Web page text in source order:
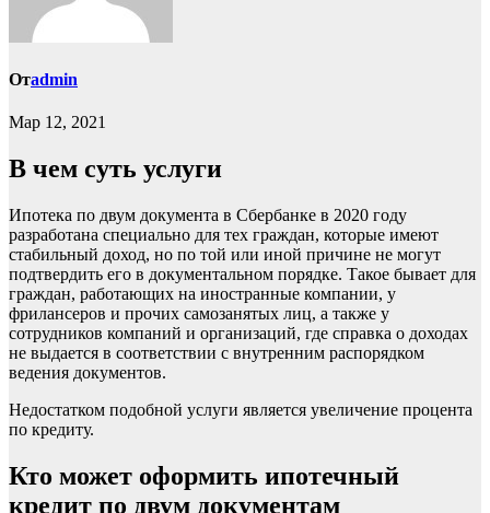
Отadmin
Мар 12, 2021
В чем суть услуги
Ипотека по двум документа в Сбербанке в 2020 году
разработана специально для тех граждан, которые имеют
стабильный доход, но по той или иной причине не могут
подтвердить его в документальном порядке. Такое бывает для
граждан, работающих на иностранные компании, у
фрилансеров и прочих самозанятых лиц, а также у
сотрудников компаний и организаций, где справка о доходах
не выдается в соответствии с внутренним распорядком
ведения документов.
Недостатком подобной услуги является увеличение процента
по кредиту.
Кто может оформить ипотечный
кредит по двум документам